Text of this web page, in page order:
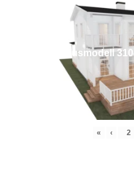
Husmodell
« ‹